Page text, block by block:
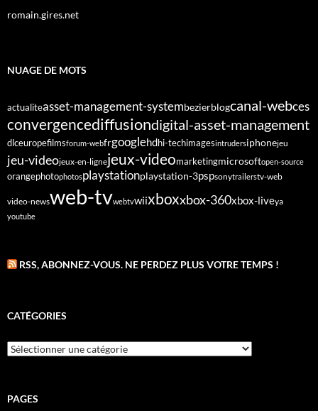
romain.gires.net
NUAGE DE MOTS
actualiteasset-management-systembezierblogcanal-webces
convergencediffusiondigital-asset-management
dlceuropefilmsforum-webfrgooglehdhi-techimagesintrudersiphonejeu
jeu-videojeux-en-lignejeux-videomarketingmicrosoftopen-source
orangephotophotosplaystationplaystation-3pspsonytrailerstv-web
video-newsweb-tvwebtvwiixboxxbox-360xbox-liveya
youtube
RSS, ABONNEZ-VOUS. NE PERDEZ PLUS VOTRE TEMPS !
CATÉGORIES
Catégories
PAGES